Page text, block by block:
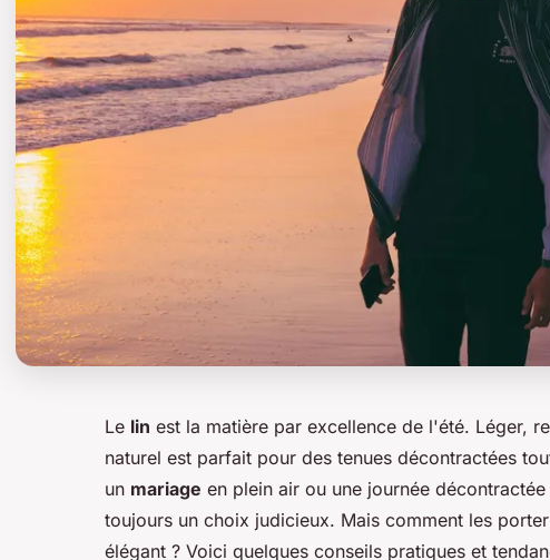
Le lin est la matière par excellence de l'été. Léger,
naturel est parfait pour des tenues décontractées
un mariage en plein air ou une journée
toujours un choix judicieux. Mais comment les
élégant ? Voici quelques conseils pratiques et